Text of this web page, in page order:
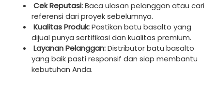
Cek Reputasi:Baca ulasan pelanggan atau cari
referensi dari proyek sebelumnya.
Kualitas Produk:Pastikan batu basalto yang
dijual punya sertifikasi dan kualitas premium.
Layanan Pelanggan:Distributor batu basalto
yang baik pasti responsif dan siap membantu
kebutuhan Anda.